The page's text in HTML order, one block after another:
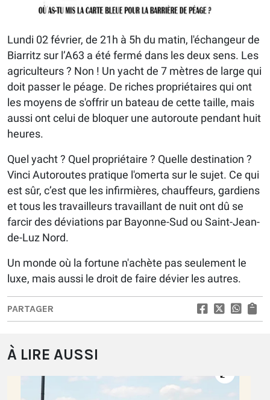
Lundi 02 février, de 21h à 5h du matin, l'échangeur de
Biarritz sur l’A63 a été fermé dans les deux sens. Les
agriculteurs ? Non ! Un yacht de 7 mètres de large qui
doit passer le péage. De riches propriétaires qui ont
les moyens de s'offrir un bateau de cette taille, mais
aussi ont celui de bloquer une autoroute pendant huit
heures.
Quel yacht ? Quel propriétaire ? Quelle destination ?
Vinci Autoroutes pratique l'omerta sur le sujet. Ce qui
est sûr, c’est que les infirmières, chauffeurs, gardiens
et tous les travailleurs travaillant de nuit ont dû se
farcir des déviations par Bayonne-Sud ou Saint-Jean-
de-Luz Nord.
Un monde où la fortune n'achète pas seulement le
luxe, mais aussi le droit de faire dévier les autres.
PARTAGER
À LIRE AUSSI